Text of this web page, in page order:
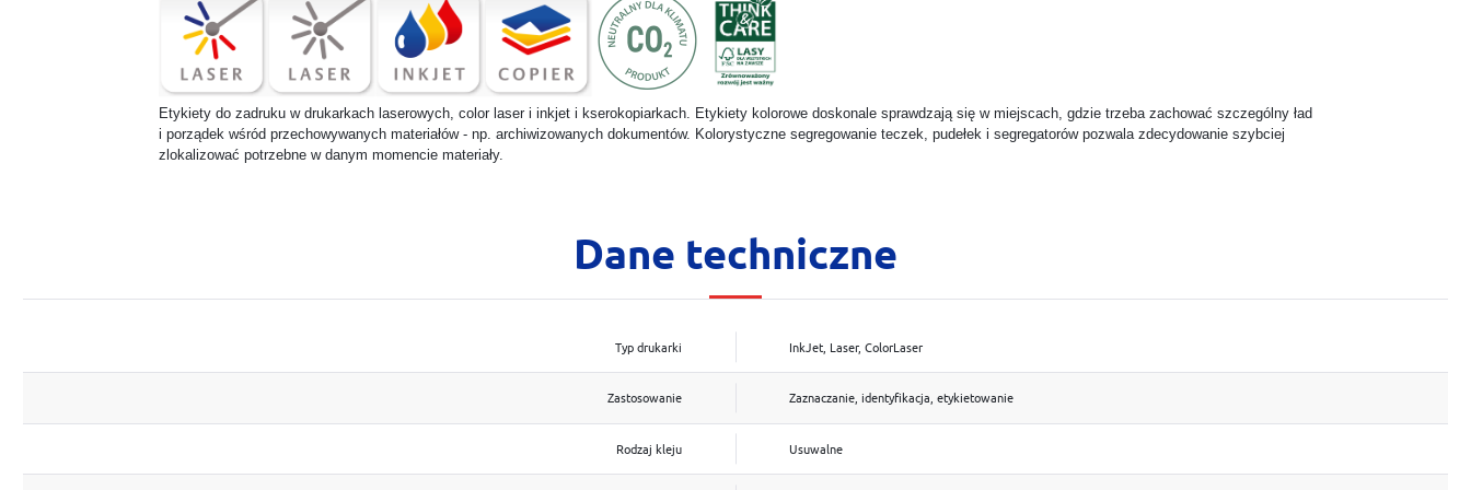
Etykiety do zadruku w drukarkach laserowych, color laser i inkjet i kserokopiarkach. Etykiety kolorowe doskonale sprawdzają się w miejscach, gdzie trzeba zachować szczególny ład
i porządek wśród przechowywanych materiałów - np. archiwizowanych dokumentów. Kolorystyczne segregowanie teczek, pudełek i segregatorów pozwala zdecydowanie szybciej
zlokalizować potrzebne w danym momencie materiały.
Dane techniczne
Typ drukarki InkJet, Laser, ColorLaser
Zastosowanie Zaznaczanie, identyfikacja, etykietowanie
Rodzaj kleju Usuwalne